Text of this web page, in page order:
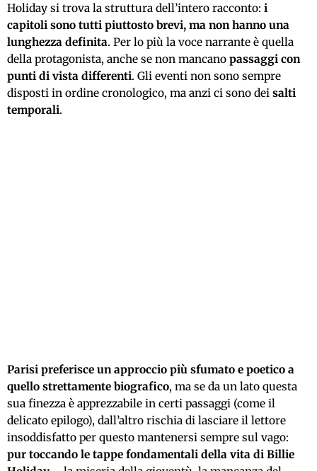
Holiday si trova la struttura dell’intero racconto: i
capitoli sono tutti piuttosto brevi, ma non hanno una
lunghezza definita. Per lo più la voce narrante è quella
della protagonista, anche se non mancano passaggi con
punti di vista differenti. Gli eventi non sono sempre
disposti in ordine cronologico, ma anzi ci sono dei salti
temporali.
Parisi preferisce un approccio più sfumato e poetico a
quello strettamente biografico, ma se da un lato questa
sua finezza è apprezzabile in certi passaggi (come il
delicato epilogo), dall’altro rischia di lasciare il lettore
insoddisfatto per questo mantenersi sempre sul vago:
pur toccando le tappe fondamentali della vita di Billie